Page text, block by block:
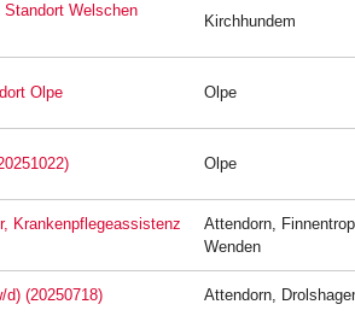
Standort Welschen
Kirchhundem
Olpe Olpe
Olpe
Krankenpflegeassistenz
Attendorn,
Wenden
d) (20250718) Attendorn,